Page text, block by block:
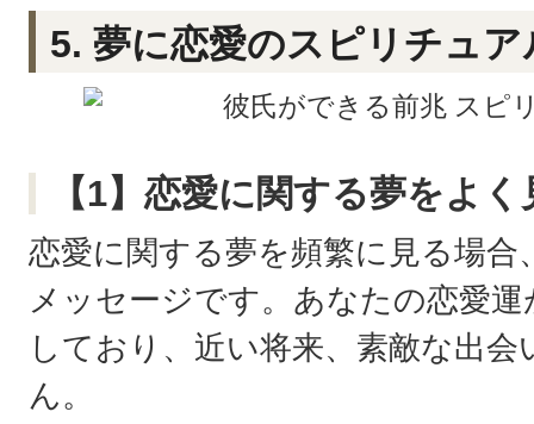
5. 夢に恋愛のスピリチュ
【1】恋愛に関する夢をよく
恋愛に関する夢を頻繁に見る場
メッセージです。あなたの恋愛
しており、近い将来、素敵な出
ん。